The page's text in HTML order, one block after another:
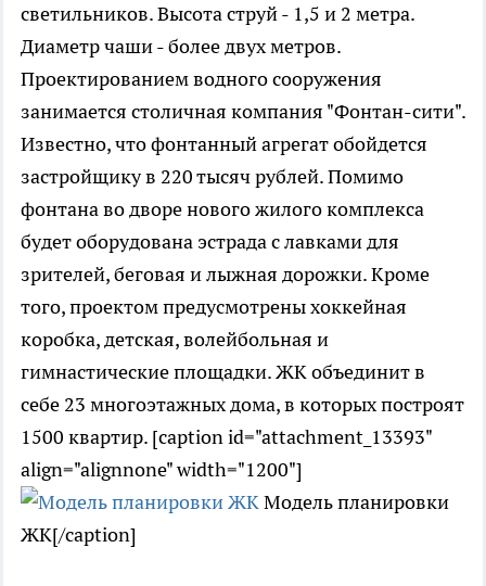
светильников. Высота струй - 1,5 и 2 метра.
Диаметр чаши - более двух метров.
Проектированием водного сооружения
занимается столичная компания "Фонтан-сити".
Известно, что фонтанный агрегат обойдется
застройщику в 220 тысяч рублей. Помимо
фонтана во дворе нового жилого комплекса
будет оборудована эстрада с лавками для
зрителей, беговая и лыжная дорожки. Кроме
того, проектом предусмотрены хоккейная
коробка, детская, волейбольная и
гимнастические площадки. ЖК объединит в
себе 23 многоэтажных дома, в которых построят
1500 квартир. [caption id="attachment_13393"
align="alignnone" width="1200"]
Модель планировки
ЖК[/caption]